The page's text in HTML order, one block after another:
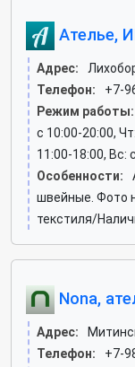
Ателье,
Адрес:
Телефон:
+7-
Режим работы:
c 10:00-20:00,
11:00-18:00, Вс:
Особенности:
швейные. Фото
текстиля/
Nona,
Адрес:
Телефон:
+7-